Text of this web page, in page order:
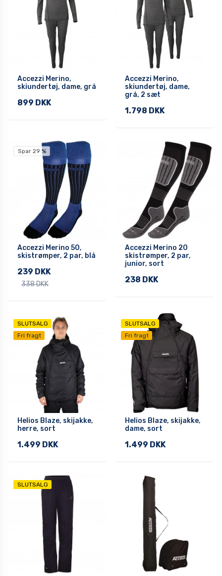
Accezzi Merino,
skiundertøj, dame, grå
899 DKK
Accezzi Merino,
skiundertøj, dame,
grå, 2 sæt
1.798 DKK
Spar 29 %
Accezzi Merino 50,
skistrømper, 2 par, blå
239 DKK
338 DKK
Accezzi Merino 20
skistrømper, 2 par,
junior, sort
238 DKK
SLUTSALG
Fri fragt
Helios Blaze, skijakke,
herre, sort
1.499 DKK
SLUTSALG
Fri fragt
Helios Blaze, skijakke,
dame, sort
1.499 DKK
SLUTSALG